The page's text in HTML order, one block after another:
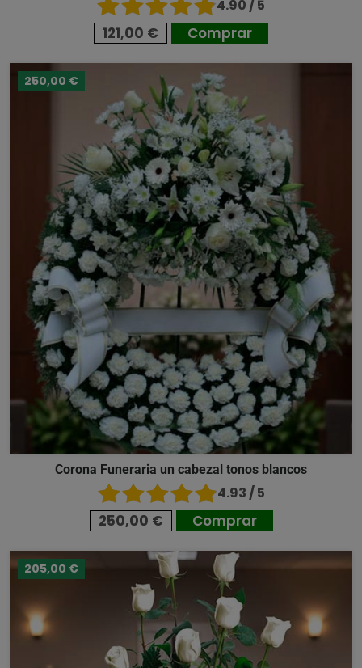
4.90 / 5
121,00 € Comprar
250,00 €
Corona Funeraria un cabezal tonos blancos
4.93 / 5
250,00 € Comprar
205,00 €